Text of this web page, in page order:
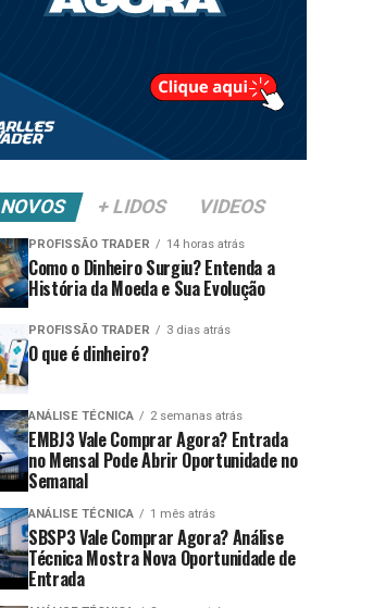
NOVOS + LIDOS VIDEOS
PROFISSÃO TRADER 14 horas atrás
Como o Dinheiro Surgiu? Entenda a
História da Moeda e Sua Evolução
PROFISSÃO TRADER 3 dias atrás
O que é dinheiro?
ANÁLISE TÉCNICA 2 semanas atrás
EMBJ3 Vale Comprar Agora? Entrada
no Mensal Pode Abrir Oportunidade no
Semanal
ANÁLISE TÉCNICA 1 mês atrás
SBSP3 Vale Comprar Agora? Análise
Técnica Mostra Nova Oportunidade de
Entrada